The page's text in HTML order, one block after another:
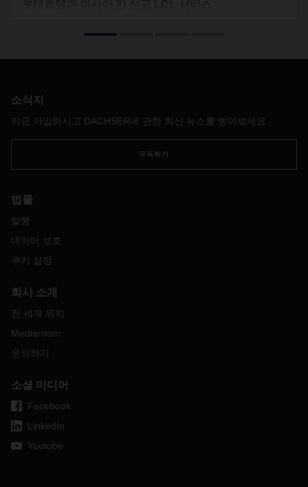
소식지
지금 가입하시고 DACHSER에 관한 최신 뉴스를 받아보세요
구독하기
법률
발행
데이터 보호
쿠키 설정
회사 소개
전 세계 위치
Mediaroom
문의하기
소셜 미디어
Facebook
LinkedIn
Youtube